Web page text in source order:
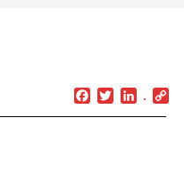
Facebook
Twitter